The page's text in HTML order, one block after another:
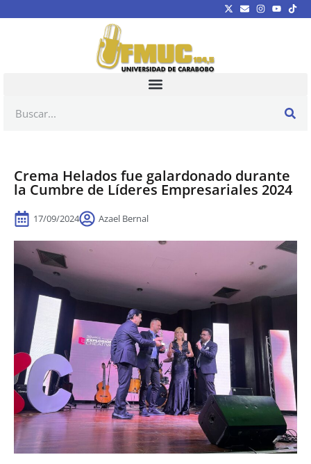
Crema Helados fue galardonado durante
la Cumbre de Líderes Empresariales 2024
17/09/2024 Azael Bernal